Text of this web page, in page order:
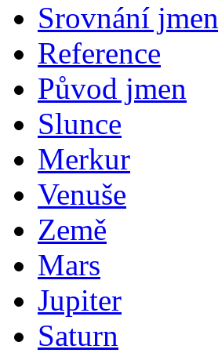
Srovnání jmen
Reference
Původ jmen
Slunce
Merkur
Venuše
Země
Mars
Jupiter
Saturn